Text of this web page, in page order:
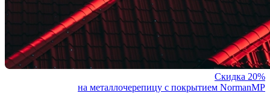
Скидка 20%
на металлочерепицу с покрытием NormanMP